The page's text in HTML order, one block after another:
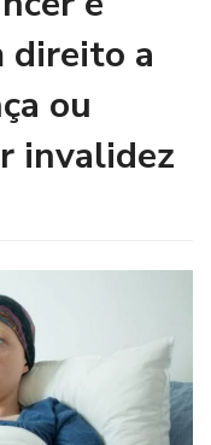
direito a
ou
invalidez